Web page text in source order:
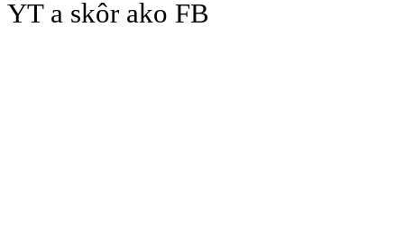
YT a skôr ako FB